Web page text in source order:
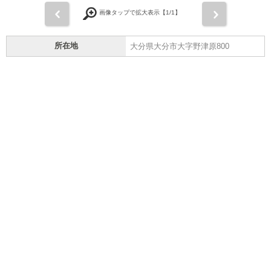
画像タップで拡大表示【1/1】
所在地 大分県大分市大字野津原800